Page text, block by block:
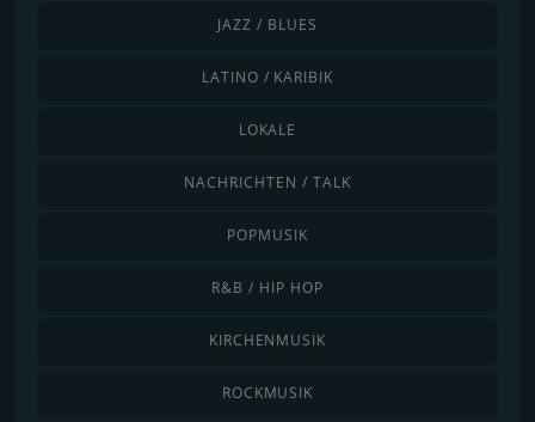
JAZZ / BLUES
LATINO / KARIBIK
LOKALE
NACHRICHTEN / TALK
POPMUSIK
R&B / HIP HOP
KIRCHENMUSIK
ROCKMUSIK